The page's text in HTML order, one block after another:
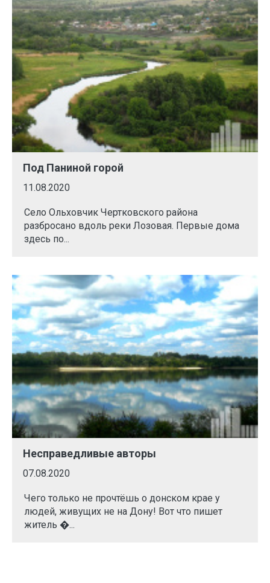
Под Паниной горой
11.08.2020
Село Ольховчик Чертковского района
разбросано вдоль реки Лозовая. Первые дома
здесь по...
Несправедливые авторы
07.08.2020
Чего только не прочтёшь о донском крае у
людей, живущих не на Дону! Вот что пишет
житель �...